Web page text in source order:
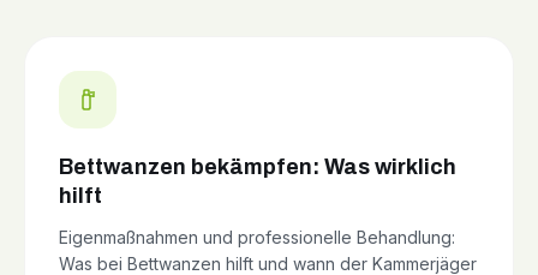
Bettwanzen bekämpfen: Was wirklich
hilft
Eigenmaßnahmen und professionelle Behandlung:
Was bei Bettwanzen hilft und wann der Kammerjäger